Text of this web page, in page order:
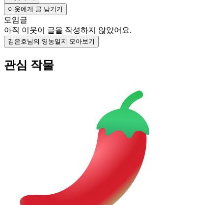
이웃에게 글 남기기
모임글
아직 이웃이 글을 작성하지 않았어요.
김은호님의 영농일지 모아보기
관심 작물